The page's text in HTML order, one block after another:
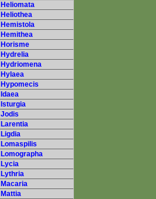
Heliomata
Heliothea
Hemistola
Hemithea
Horisme
Hydrelia
Hydriomena
Hylaea
Hypomecis
Idaea
Isturgia
Jodis
Larentia
Ligdia
Lomaspilis
Lomographa
Lycia
Lythria
Macaria
Mattia